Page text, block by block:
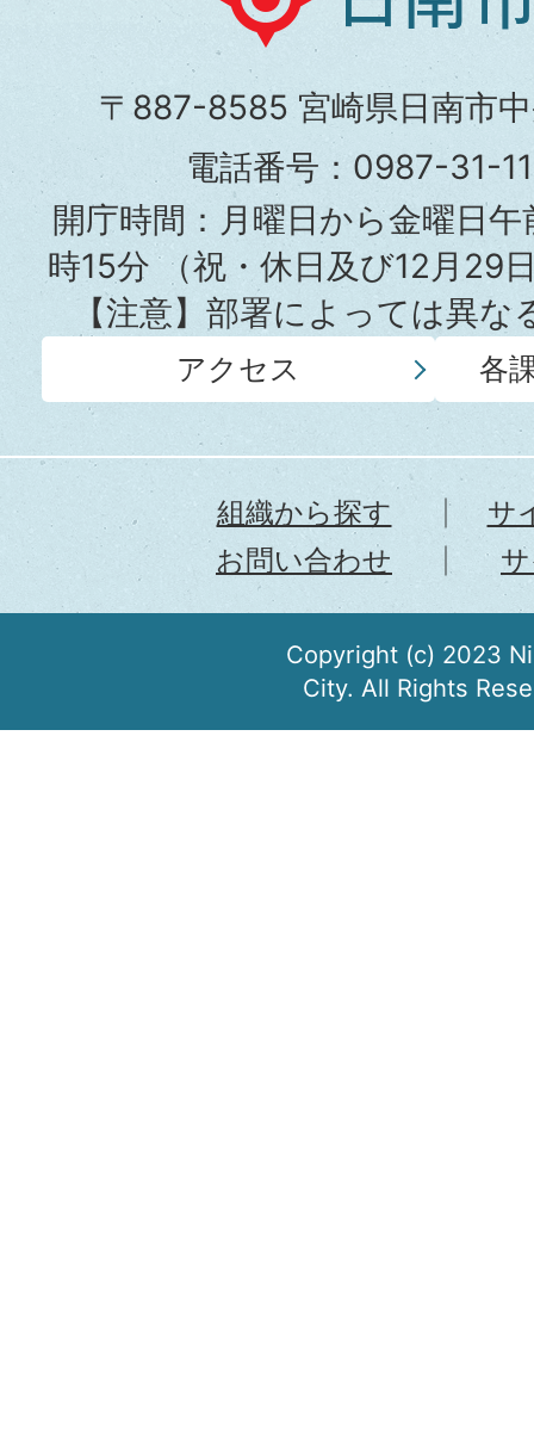
南
市
役
所
〒887-8585 宮崎県日南市
電話番号：0987-31-
開庁時間：月曜日から金曜日
時15分（祝・休日及び12月29
【注意】部署によっては異
アクセス 各
組織から探す
サ
お問い合わせ
Copyright (c) 2023
City. All Rights